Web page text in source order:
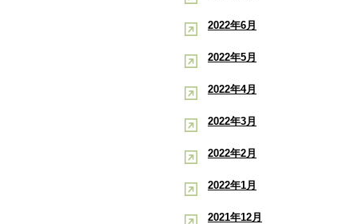
2022年6月
2022年5月
2022年4月
2022年3月
2022年2月
2022年1月
2021年12月